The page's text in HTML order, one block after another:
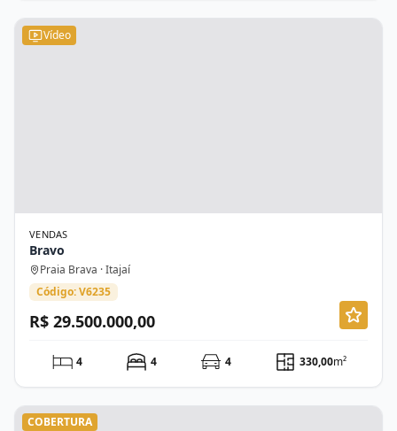
Vídeo
VENDAS
Bravo
Praia Brava · Itajaí
Código: V6235
R$ 29.500.000,00
4 4 4 330,00m²
COBERTURA